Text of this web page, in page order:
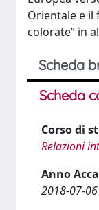
Orientale e il
colorate” in
Scheda
Scheda
Corso di
Relazioni
Anno
2018-07-06